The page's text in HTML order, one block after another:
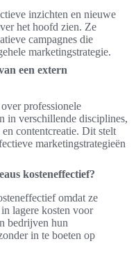
inzichten en nieuwe
het hoofd zien. Ze
campagnes die
marketingstrategie.
een extern
professionele
in verschillende disciplines,
contentcreatie. Dit stelt
marketingstrategieën
kosteneffectief?
omdat ze
lagere kosten voor
bedrijven hun
in te boeten op